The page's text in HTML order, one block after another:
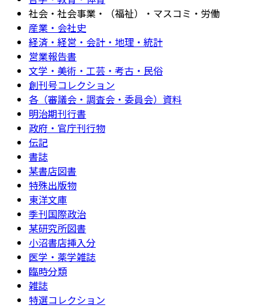
社会・社会事業・（福祉）・マスコミ・労働
産業・会社史
経済・経営・会計・地理・統計
営業報告書
文学・美術・工芸・考古・民俗
創刊号コレクション
各（審議会・調査会・委員会）資料
明治期刊行書
政府・官庁刊行物
伝記
書誌
某書店図書
特殊出版物
東洋文庫
季刊国際政治
某研究所図書
小沼書店挿入分
医学・薬学雑誌
臨時分類
雑誌
特選コレクション